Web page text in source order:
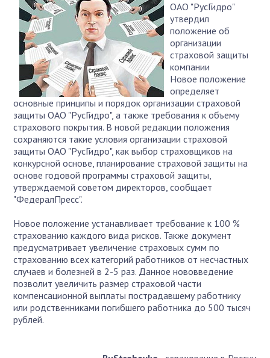
ОАО "РусГидро"
утвердил
положение об
организации
страховой защиты
компании
Новое положение
определяет
основные принципы и порядок организации страховой
защиты ОАО "РусГидро", а также требования к объему
страхового покрытия. В новой редакции положения
сохраняются такие условия организации страховой
защиты ОАО "РусГидро", как выбор страховщиков на
конкурсной основе, планирование страховой защиты на
основе годовой программы страховой защиты,
утверждаемой советом директоров, сообщает
"ФедералПресс".
Новое положение устанавливает требование к 100 %
страхованию каждого вида рисков. Также документ
предусматривает увеличение страховых сумм по
страхованию всех категорий работников от несчастных
случаев и болезней в 2-5 раз. Данное нововведение
позволит увеличить размер страховой части
компенсационной выплаты пострадавшему работнику
или родственниками погибшего работника до 500 тысяч
рублей.